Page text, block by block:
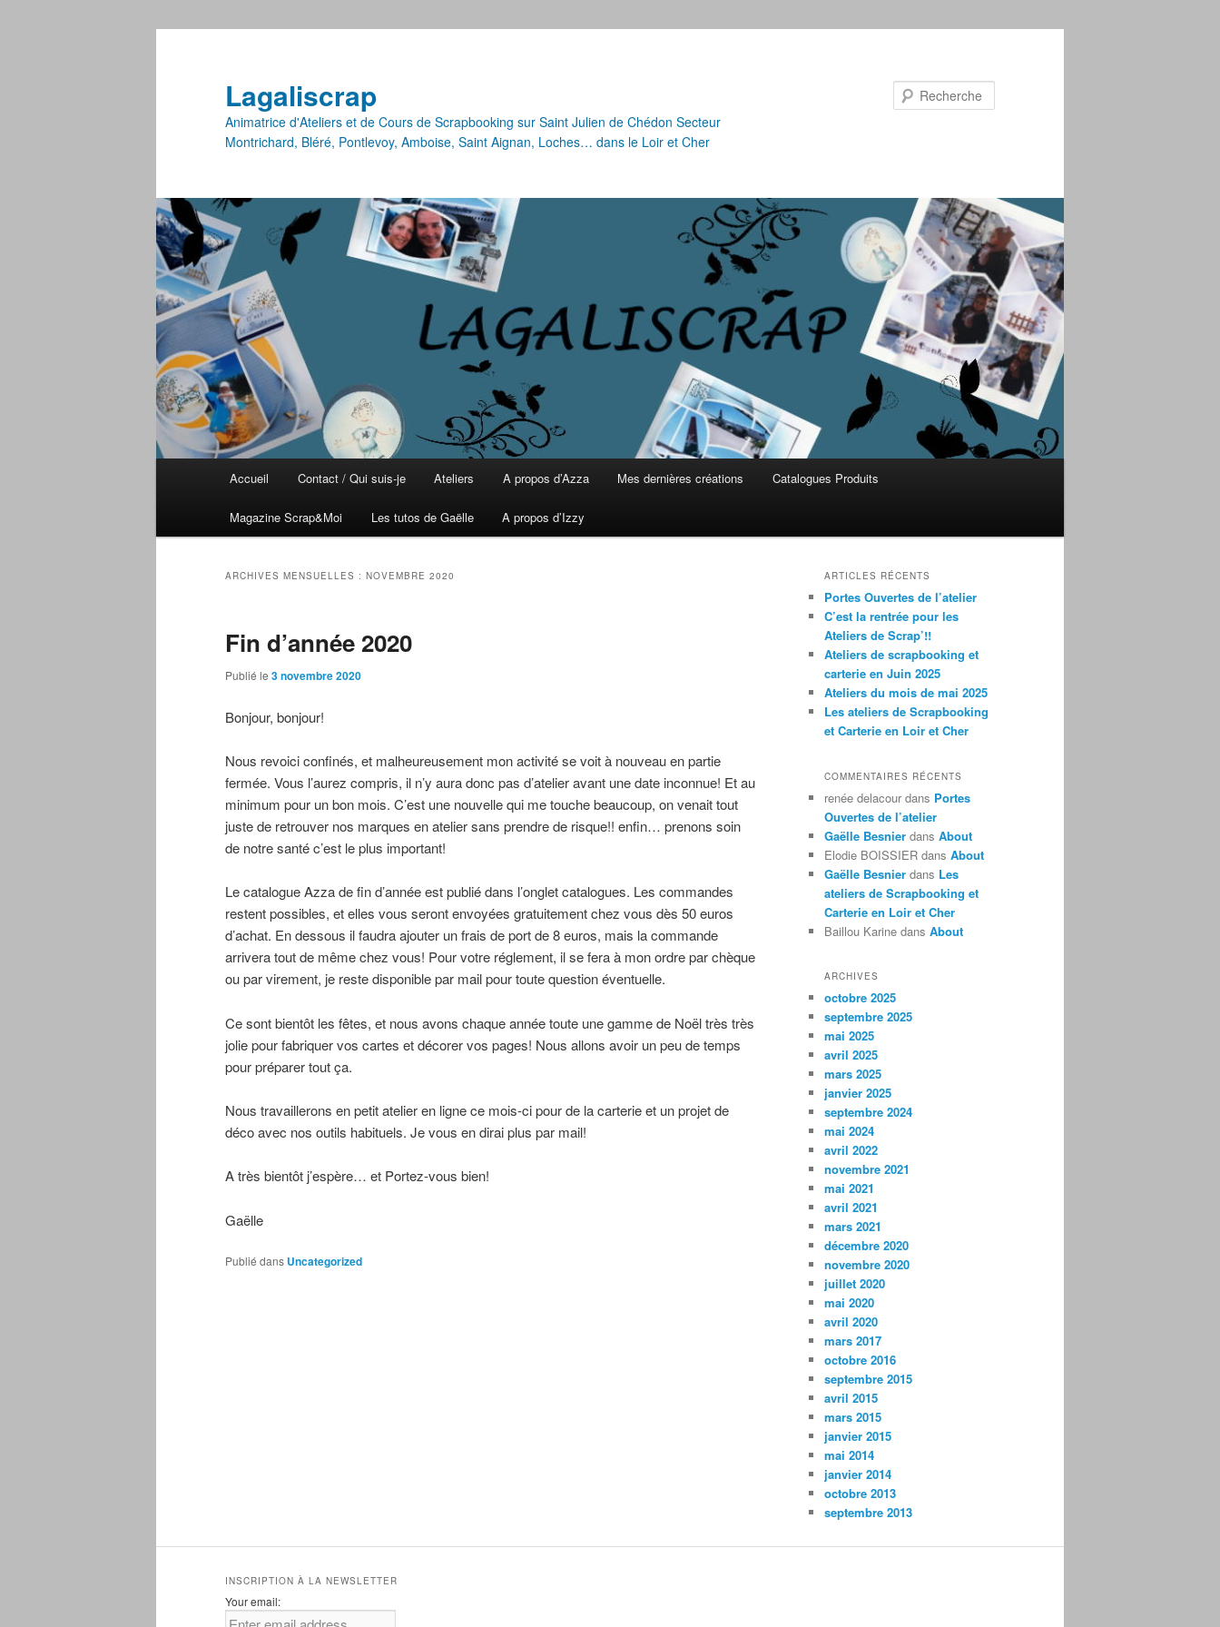
Lagaliscrap
Animatrice d'Ateliers et de Cours de Scrapbooking sur Saint Julien de Chédon Secteur
Montrichard, Bléré, Pontlevoy, Amboise, Saint Aignan, Loches… dans le Loir et Cher
Aller au contenu principal
Aller au contenu secondaire
Accueil Contact / Qui suis-je Ateliers A propos d’Azza Mes dernières créations Catalogues Produits
Magazine Scrap&Moi Les tutos de Gaëlle A propos d’Izzy
ARCHIVES MENSUELLES : NOVEMBRE 2020
Fin d’année 2020
Publié le 3 novembre 2020
Bonjour, bonjour!
Nous revoici confinés, et malheureusement mon activité se voit à nouveau en partie
fermée. Vous l’aurez compris, il n’y aura donc pas d’atelier avant une date inconnue! Et au
minimum pour un bon mois. C’est une nouvelle qui me touche beaucoup, on venait tout
juste de retrouver nos marques en atelier sans prendre de risque!! enfin… prenons soin
de notre santé c’est le plus important!
Le catalogue Azza de fin d’année est publié dans l’onglet catalogues. Les commandes
restent possibles, et elles vous seront envoyées gratuitement chez vous dès 50 euros
d’achat. En dessous il faudra ajouter un frais de port de 8 euros, mais la commande
arrivera tout de même chez vous! Pour votre réglement, il se fera à mon ordre par chèque
ou par virement, je reste disponible par mail pour toute question éventuelle.
Ce sont bientôt les fêtes, et nous avons chaque année toute une gamme de Noël très très
jolie pour fabriquer vos cartes et décorer vos pages! Nous allons avoir un peu de temps
pour préparer tout ça.
Nous travaillerons en petit atelier en ligne ce mois-ci pour de la carterie et un projet de
déco avec nos outils habituels. Je vous en dirai plus par mail!
A très bientôt j’espère… et Portez-vous bien!
Gaëlle
Publié dans Uncategorized
ARTICLES RÉCENTS
Portes Ouvertes de l’atelier
C’est la rentrée pour les
Ateliers de Scrap’!!
Ateliers de scrapbooking et
carterie en Juin 2025
Ateliers du mois de mai 2025
Les ateliers de Scrapbooking
et Carterie en Loir et Cher
COMMENTAIRES RÉCENTS
renée delacour dans Portes
Ouvertes de l’atelier
Gaëlle Besnier dans About
Elodie BOISSIER dans About
Gaëlle Besnier dans Les
ateliers de Scrapbooking et
Carterie en Loir et Cher
Baillou Karine dans About
ARCHIVES
octobre 2025
septembre 2025
mai 2025
avril 2025
mars 2025
janvier 2025
septembre 2024
mai 2024
avril 2022
novembre 2021
mai 2021
avril 2021
mars 2021
décembre 2020
novembre 2020
juillet 2020
mai 2020
avril 2020
mars 2017
octobre 2016
septembre 2015
avril 2015
mars 2015
janvier 2015
mai 2014
janvier 2014
octobre 2013
septembre 2013
INSCRIPTION À LA NEWSLETTER
Your email: